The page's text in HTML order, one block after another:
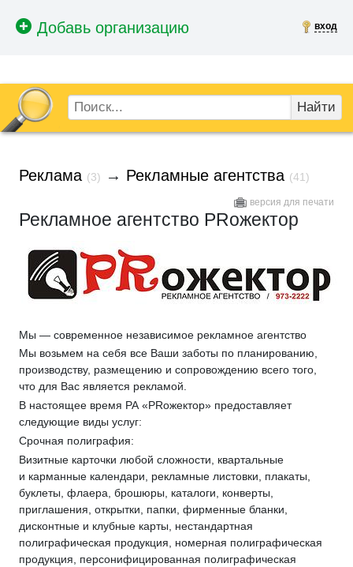
вход
Найти
Реклама (3) → Рекламные агентства (41)
версия для печати
Рекламное агентство PRожектор
Мы — современное независимое рекламное агентство
Мы возьмем на себя все Ваши заботы по планированию,
производству, размещению и сопровождению всего того,
что для Вас является рекламой.
В настоящее время РА «PRожектор» предоставляет
следующие виды услуг:
Срочная полиграфия:
Визитные карточки любой сложности, квартальные
и карманные календари, рекламные листовки, плакаты,
буклеты, флаера, брошюры, каталоги, конверты,
приглашения, открытки, папки, фирменные бланки,
дисконтные и клубные карты, нестандартная
полиграфическая продукция, номерная полиграфическая
продукция, персонифицированная полиграфическая